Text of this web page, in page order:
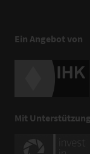
Ein Angebot von
Mit